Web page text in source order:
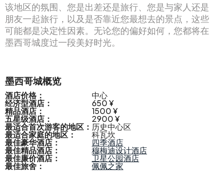
该地区的氛围、您是出差还是旅行、您是与家人还是
朋友一起旅行，以及是否靠近您最想去的景点，这些
可能都是决定性因素。无论您的偏好如何，您都将在
墨西哥城度过一段美好时光。
墨西哥城概览
酒店价格： 中心
经济型酒店： 650 ¥
精品酒店： 1500 ¥
五星级酒店： 2900 ¥
最适合首次游客的地区： 历史中心区
最适合家庭的地区： 科瓦坎
最佳豪华酒店： 四季酒店
最佳精品酒店： 穆梅迪设计酒店
最佳廉价酒店： 卫星公园酒店
最佳旅舍： 佩佩之家